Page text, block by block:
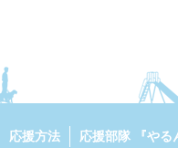
応援方法 応援部隊 『やる